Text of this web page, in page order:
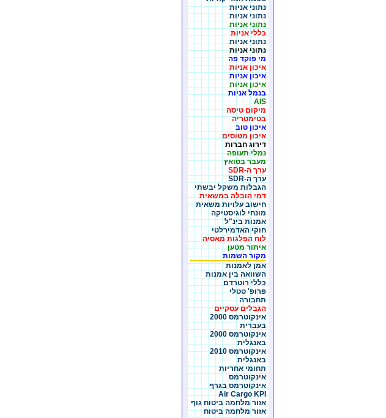
נתוני אניות
נתוני אניות
נתוני אניות
כללי אניות
נתוני אניות
נתוני אניות
מי פוקד פה
איכון אניות
איכון אניות
איכון אניות
בנמל אניות
AIS
מיקום טיסה
בטימטריה
איכון טוב
איכון מטוסים
דירוג חברות
נמלי תעופה
מעבר בסואץ
ערך ה-SDR
ערך ה-SDR
הגבלות משקל יבשתי
דמי הובלה במשאית
חישוב עלויות משאית
מונחי לוגיסטיקה
אמנות בינ"ל
חוקי האדמירלטי
לוח הפלגות מאסיה
איתור מטען
מקור השמות
אמן לאמנות
השוואה בין אמנות
כללי רוטרדם
פרופ' טטלי
תחבורה
הגבלים עסקיים
אינקוטרמס 2000
בעברית
אינקוטרמס 2000
באנגלית
אינקוטרמס 2010
באנגלית
תחומי אחריות
אינקוטרמס
אינקוטרמס בגרף
Air Cargo KPI
אזור מלחמה ביטוח גוף
אזור מלחמה ביטוח